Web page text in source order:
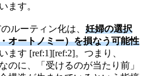
ます。
ルーティン化は、 妊婦の選択
オートノミー）を損なう可能性
ます [ref:1][ref:2]。つまり、
のに、「受けるのが当たり前」